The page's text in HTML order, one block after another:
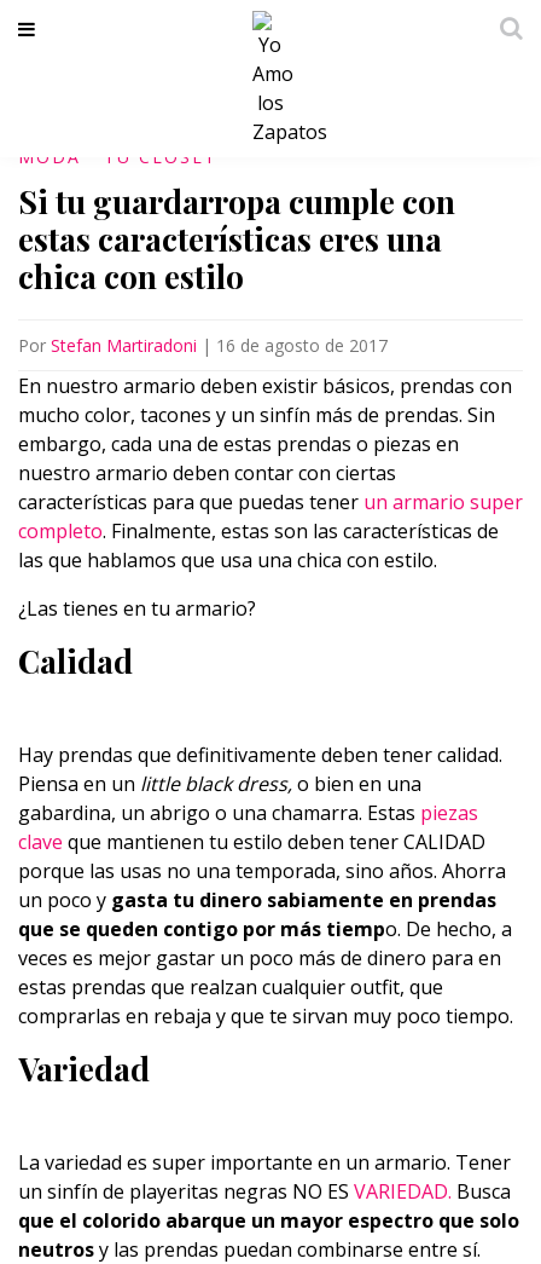
MODA TU CLÓSET
Si tu guardarropa cumple con
estas características eres una
chica con estilo
Por Stefan Martiradoni | 16 de agosto de 2017
En nuestro armario deben existir básicos, prendas con
mucho color, tacones y un sinfín más de prendas. Sin
embargo, cada una de estas prendas o piezas en
nuestro armario deben contar con ciertas
características para que puedas tener un armario super
completo. Finalmente, estas son las características de
las que hablamos que usa una chica con estilo.
¿Las tienes en tu armario?
Calidad
Hay prendas que definitivamente deben tener calidad.
Piensa en un little black dress,o bien en una
gabardina, un abrigo o una chamarra. Estas piezas
clave que mantienen tu estilo deben tener CALIDAD
porque las usas no una temporada, sino años. Ahorra
un poco y gasta tu dinero sabiamente en prendas
que se queden contigo por más tiempo. De hecho, a
veces es mejor gastar un poco más de dinero para en
estas prendas que realzan cualquier outfit, que
comprarlas en rebaja y que te sirvan muy poco tiempo.
Variedad
La variedad es super importante en un armario. Tener
un sinfín de playeritas negras NO ES VARIEDAD. Busca
que el colorido abarque un mayor espectro que solo
neutrosy las prendas puedan combinarse entre sí.